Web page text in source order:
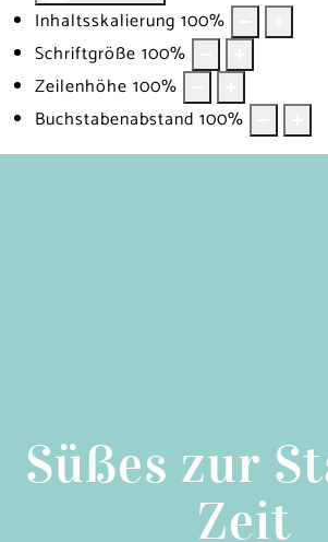
Inhaltsskalierung 100%
Schriftgröße 100%
Zeilenhöhe 100%
Buchstabenabstand 100%
Süßes zur
Zeit